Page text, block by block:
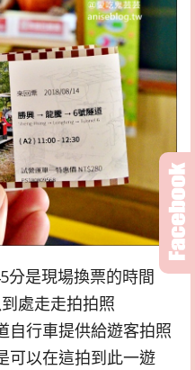
分是現場換票的時間
處走走拍拍照
自行車提供給遊客拍照
可以在這拍到此一遊